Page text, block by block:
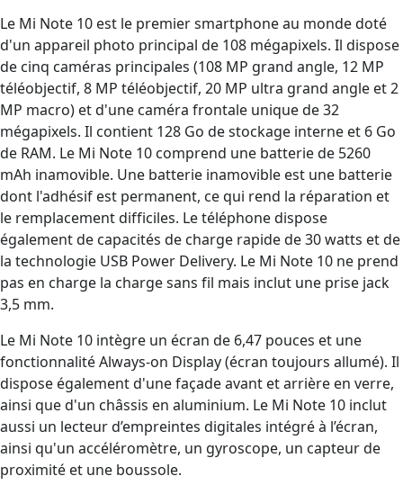
Le Mi Note 10 est le premier smartphone au monde doté
d'un appareil photo principal de 108 mégapixels. Il dispose
de cinq caméras principales (108 MP grand angle, 12 MP
téléobjectif, 8 MP téléobjectif, 20 MP ultra grand angle et 2
MP macro) et d'une caméra frontale unique de 32
mégapixels. Il contient 128 Go de stockage interne et 6 Go
de RAM. Le Mi Note 10 comprend une batterie de 5260
mAh inamovible. Une batterie inamovible est une batterie
dont l'adhésif est permanent, ce qui rend la réparation et
le remplacement difficiles. Le téléphone dispose
également de capacités de charge rapide de 30 watts et de
la technologie USB Power Delivery. Le Mi Note 10 ne prend
pas en charge la charge sans fil mais inclut une prise jack
3,5 mm.
Le Mi Note 10 intègre un écran de 6,47 pouces et une
fonctionnalité Always-on Display (écran toujours allumé). Il
dispose également d'une façade avant et arrière en verre,
ainsi que d'un châssis en aluminium. Le Mi Note 10 inclut
aussi un lecteur d’empreintes digitales intégré à l’écran,
ainsi qu'un accéléromètre, un gyroscope, un capteur de
proximité et une boussole.